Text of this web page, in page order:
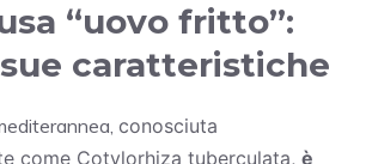
“uovo fritto”:
caratteristiche
conosciuta
come Cotylorhiza tuberculata, è